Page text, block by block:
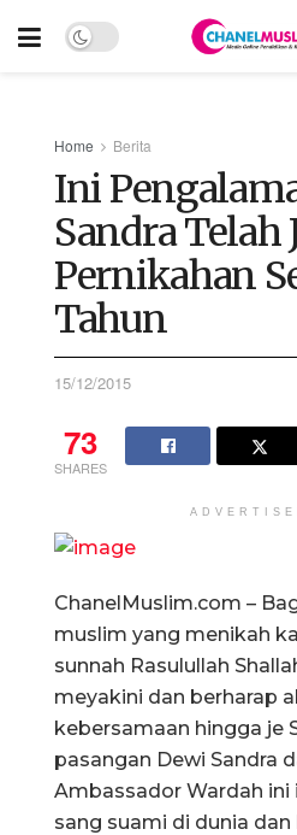
Home Berita
Ini
Sandra Telah
Pernikahan
Tahun
15/12/2015
73
SHARES
ChanelMuslim.com –
muslim yang menikah
sunnah Rasulullah
meyakini dan berharap
kebersamaan hingga je
pasangan Dewi Sandra
Ambassador Wardah ini
sang suami di dunia